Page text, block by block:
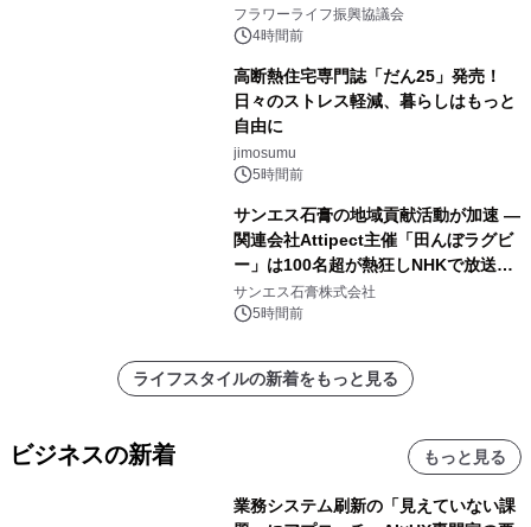
山・射水で開催
フラワーライフ振興協議会
4時間前
高断熱住宅専門誌「だん25」発売！
日々のストレス軽減、暮らしはもっと
自由に
jimosumu
5時間前
サンエス石膏の地域貢献活動が加速 ―
関連会社Attipect主催「田んぼラグビ
ー」は100名超が熱狂しNHKで放送さ
れました。
サンエス石膏株式会社
5時間前
ライフスタイルの新着をもっと見る
ビジネスの新着 もっと見る
業務システム刷新の「見えていない課